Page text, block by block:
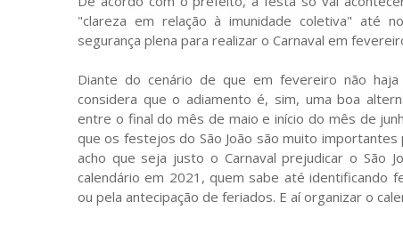
"clareza em relação à imunidade coletiva" até
segurança plena para realizar o Carnaval em
Diante do cenário de que em fevereiro não
considera que o adiamento é, sim, uma boa
entre o final do mês de maio e início do mês de
que os festejos do São João são muito
acho que seja justo o Carnaval prejudicar o São
calendário em 2021, quem sabe até identificando
ou pela antecipação de feriados. E aí organizar o